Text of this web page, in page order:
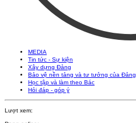
MEDIA
Tin tức - Sự kiện
Xây dựng Đảng
Bảo vệ nền tảng và tư tưởng của Đảng
Học tập và làm theo Bác
Hỏi đáp - góp ý
Lượt xem: